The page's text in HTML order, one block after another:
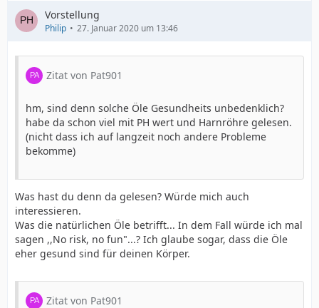
Vorstellung
Philip 27. Januar 2020 um 13:46
Zitat von Pat901
hm, sind denn solche Öle Gesundheits unbedenklich?
habe da schon viel mit PH wert und Harnröhre gelesen.
(nicht dass ich auf langzeit noch andere Probleme
bekomme)
Was hast du denn da gelesen? Würde mich auch
interessieren.
Was die natürlichen Öle betrifft... In dem Fall würde ich mal
sagen ,,No risk, no fun"...? Ich glaube sogar, dass die Öle
eher gesund sind für deinen Körper.
Zitat von Pat901